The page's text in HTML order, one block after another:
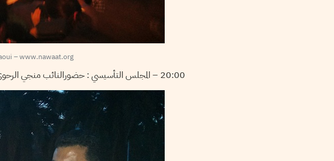
– www.nawaat.org
20:00 – المجلس التأسيسي : حضورالنائب منجي